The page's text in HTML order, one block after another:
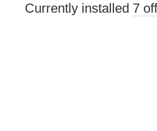
Currently installed 7